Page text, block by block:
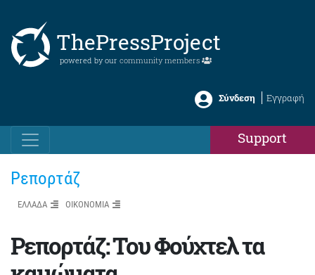
ThePressProject
powered by our community members
Σύνδεση Εγγραφή
Support
Ρεπορτάζ
ΕΛΛΑΔΑ ΟΙΚΟΝΟΜΙΑ
Ρεπορτάζ: Του Φούχτελ τα